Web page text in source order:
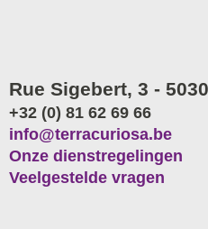
Rue Sigebert, 3 -
+32 (0) 81 62 69 66
info@terracuriosa.be
Onze dienstregelingen
Veelgestelde vragen